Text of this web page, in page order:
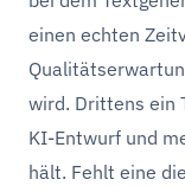
einen echten
wird. Drittens ein
KI-Entwurf und
hält. Fehlt eine